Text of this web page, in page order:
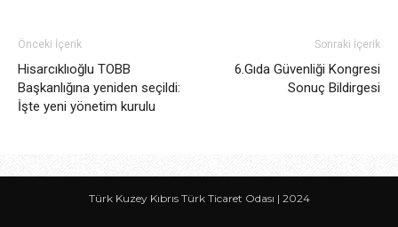
Önceki İçerik
Hisarcıklıoğlu TOBB
Başkanlığına yeniden seçildi:
İşte yeni yönetim kurulu
Sonraki İçerik
6.Gıda Güvenliği Kongresi
Sonuç Bildirgesi
Türk Kuzey Kıbrıs Türk Ticaret Odası | 2024